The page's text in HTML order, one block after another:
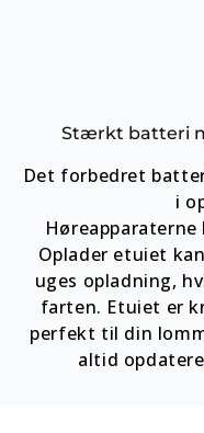
Stærkt batteri
Det forbedret
i
Oplader etuiet
uges opladning,
farten. Etuiet er
perfekt til din
altid